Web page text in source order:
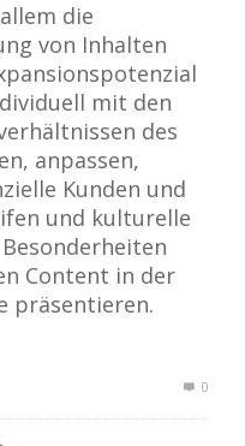
die
von Inhalten
mit den
des
anpassen,
Kunden und
und kulturelle
Content in der
präsentieren.
0